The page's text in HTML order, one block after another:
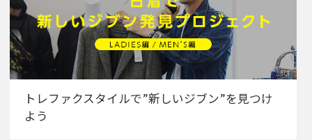
トレファクスタイルで”新しいジブン”を見つけ
よう